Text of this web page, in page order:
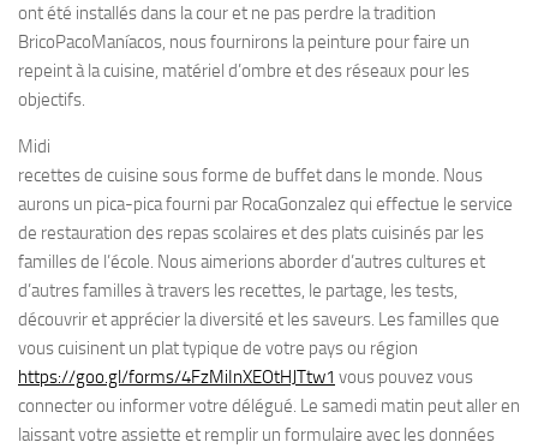
ont été installés dans la cour et ne pas perdre la tradition
BricoPacoManíacos, nous fournirons la peinture pour faire un
repeint à la cuisine, matériel d’ombre et des réseaux pour les
objectifs.
Midi
recettes de cuisine sous forme de buffet dans le monde. Nous
aurons un pica-pica fourni par RocaGonzalez qui effectue le service
de restauration des repas scolaires et des plats cuisinés par les
familles de l’école. Nous aimerions aborder d’autres cultures et
d’autres familles à travers les recettes, le partage, les tests,
découvrir et apprécier la diversité et les saveurs. Les familles que
vous cuisinent un plat typique de votre pays ou région
https://goo.gl/forms/4FzMiInXEOtHJTtw1 vous pouvez vous
connecter ou informer votre délégué. Le samedi matin peut aller en
laissant votre assiette et remplir un formulaire avec les données